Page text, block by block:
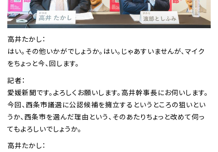
高井たかし：
はい。その他いかがでしょうか。はい。じゃあすいませんが、マイク
をちょっと今、回します。
記者：
愛媛新聞です。よろしくお願いします。高井幹事長にお伺いします。
今回、西条市議選に公認候補を擁立するというところの狙いとい
うか、西条市を選んだ理由という、そのあたりちょっと改めて伺っ
てもよろしいでしょうか。
高井たかし：